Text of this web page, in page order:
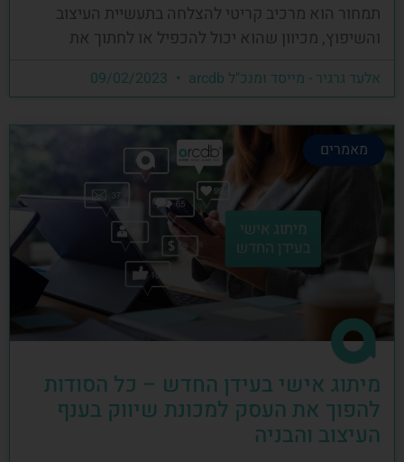
תמחור הוא מרכיב קריטי להצלחה בתעשיית העיצוב
והשיפוץ, מכיוון שהוא יכול להכפיל או לחתוך את
אלעד גרגיר - מייסד ומנכ"ל arcdb
מאמרים
מיתוג אישי בעידן החדש – כל הסודות
להפוך את העסק למכונת שיווק בענף
העיצוב והבניה